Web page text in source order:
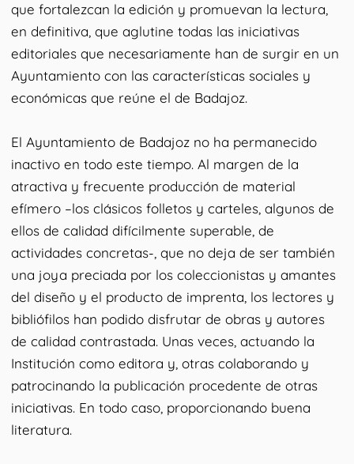
que fortalezcan la edición y promuevan la lectura,
en definitiva, que aglutine todas las iniciativas
editoriales que necesariamente han de surgir en un
Ayuntamiento con las características sociales y
económicas que reúne el de Badajoz.
El Ayuntamiento de Badajoz no ha permanecido
inactivo en todo este tiempo. Al margen de la
atractiva y frecuente producción de material
efímero –los clásicos folletos y carteles, algunos de
ellos de calidad difícilmente superable, de
actividades concretas-, que no deja de ser también
una joya preciada por los coleccionistas y amantes
del diseño y el producto de imprenta, los lectores y
bibliófilos han podido disfrutar de obras y autores
de calidad contrastada. Unas veces, actuando la
Institución como editora y, otras colaborando y
patrocinando la publicación procedente de otras
iniciativas. En todo caso, proporcionando buena
literatura.